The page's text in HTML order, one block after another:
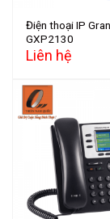
Điện thoại IP
GXP2130
Liên hệ